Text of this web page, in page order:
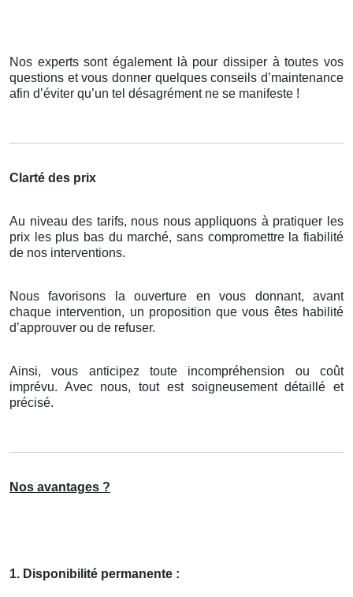
Nos experts sont également là pour dissiper à toutes vos
questions et vous donner quelques conseils d’maintenance
afin d’éviter qu’un tel désagrément ne se manifeste !
Clarté des prix
Au niveau des tarifs, nous nous appliquons à pratiquer les
prix les plus bas du marché, sans compromettre la fiabilité
de nos interventions.
Nous favorisons la ouverture en vous donnant, avant
chaque intervention, un proposition que vous êtes habilité
d’approuver ou de refuser.
Ainsi, vous anticipez toute incompréhension ou coût
imprévu. Avec nous, tout est soigneusement détaillé et
précisé.
Nos avantages ?
1. Disponibilité permanente :